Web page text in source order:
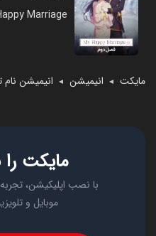
مایکت ◄ انیمیشن ◄ انیمیشن نام
Marriage
مایکت
با نصب اپلیکیشن،
موبایل و